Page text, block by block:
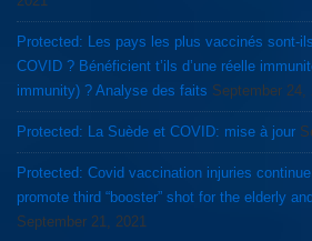
Protected: Les pays les plus vaccinés sont-
COVID ? Bénéficient t’ils d’une réelle
immunity) ? Analyse des faits September 24,
Protected: La Suède et COVID: mise à jour
Protected: Covid vaccination injuries continue to rise as FDA and CDC
promote third “booster” shot for the elderly
September 21, 2021